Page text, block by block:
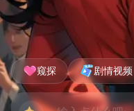
窥探 剧情视频